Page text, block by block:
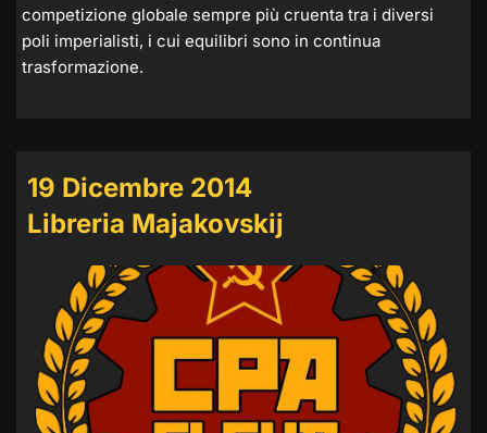
competizione globale sempre più cruenta tra i diversi
poli imperialisti, i cui equilibri sono in continua
trasformazione.
19 Dicembre 2014
Libreria Majakovskij